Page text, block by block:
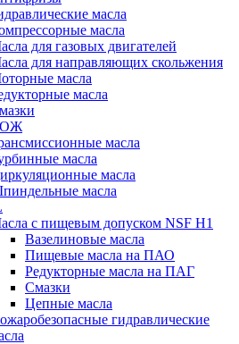
масла
масла
для газовых двигателей
для направляющих скольжения
масла
масла
масла
масла
масла
масла
с пищевым допуском NSF H1
Вазелиновые масла
Пищевые масла на ПАО
Редукторные масла на ПАГ
Смазки
Цепные масла
гидравлические